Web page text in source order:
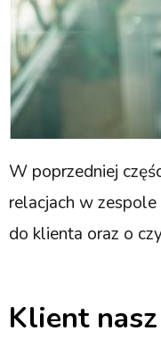
W poprzedniej
relacjach w
do klienta oraz o
Klient